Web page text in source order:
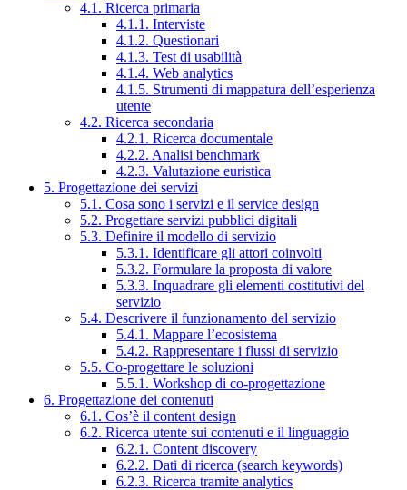
4.1. Ricerca primaria
4.1.1. Interviste
4.1.2. Questionari
4.1.3. Test di usabilità
4.1.4. Web analytics
4.1.5. Strumenti di mappatura dell’esperienza
utente
4.2. Ricerca secondaria
4.2.1. Ricerca documentale
4.2.2. Analisi benchmark
4.2.3. Valutazione euristica
5. Progettazione dei servizi
5.1. Cosa sono i servizi e il service design
5.2. Progettare servizi pubblici digitali
5.3. Definire il modello di servizio
5.3.1. Identificare gli attori coinvolti
5.3.2. Formulare la proposta di valore
5.3.3. Inquadrare gli elementi costitutivi del
servizio
5.4. Descrivere il funzionamento del servizio
5.4.1. Mappare l’ecosistema
5.4.2. Rappresentare i flussi di servizio
5.5. Co-progettare le soluzioni
5.5.1. Workshop di co-progettazione
6. Progettazione dei contenuti
6.1. Cos’è il content design
6.2. Ricerca utente sui contenuti e il linguaggio
6.2.1. Content discovery
6.2.2. Dati di ricerca (search keywords)
6.2.3. Ricerca tramite analytics